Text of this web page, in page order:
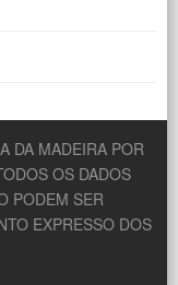
DA MADEIRA POR
OS DADOS
PODEM SER
EXPRESSO DOS